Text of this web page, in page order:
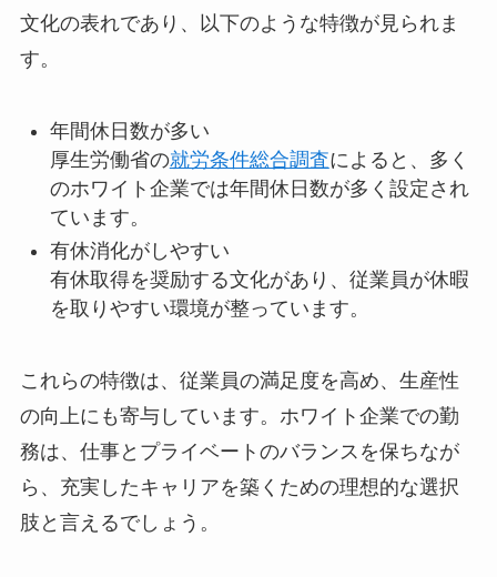
文化の表れであり、以下のような特徴が見られま
す。
年間休日数が多い
厚生労働省の就労条件総合調査によると、多く
のホワイト企業では年間休日数が多く設定され
ています。
有休消化がしやすい
有休取得を奨励する文化があり、従業員が休暇
を取りやすい環境が整っています。
これらの特徴は、従業員の満足度を高め、生産性
の向上にも寄与しています。ホワイト企業での勤
務は、仕事とプライベートのバランスを保ちなが
ら、充実したキャリアを築くための理想的な選択
肢と言えるでしょう。